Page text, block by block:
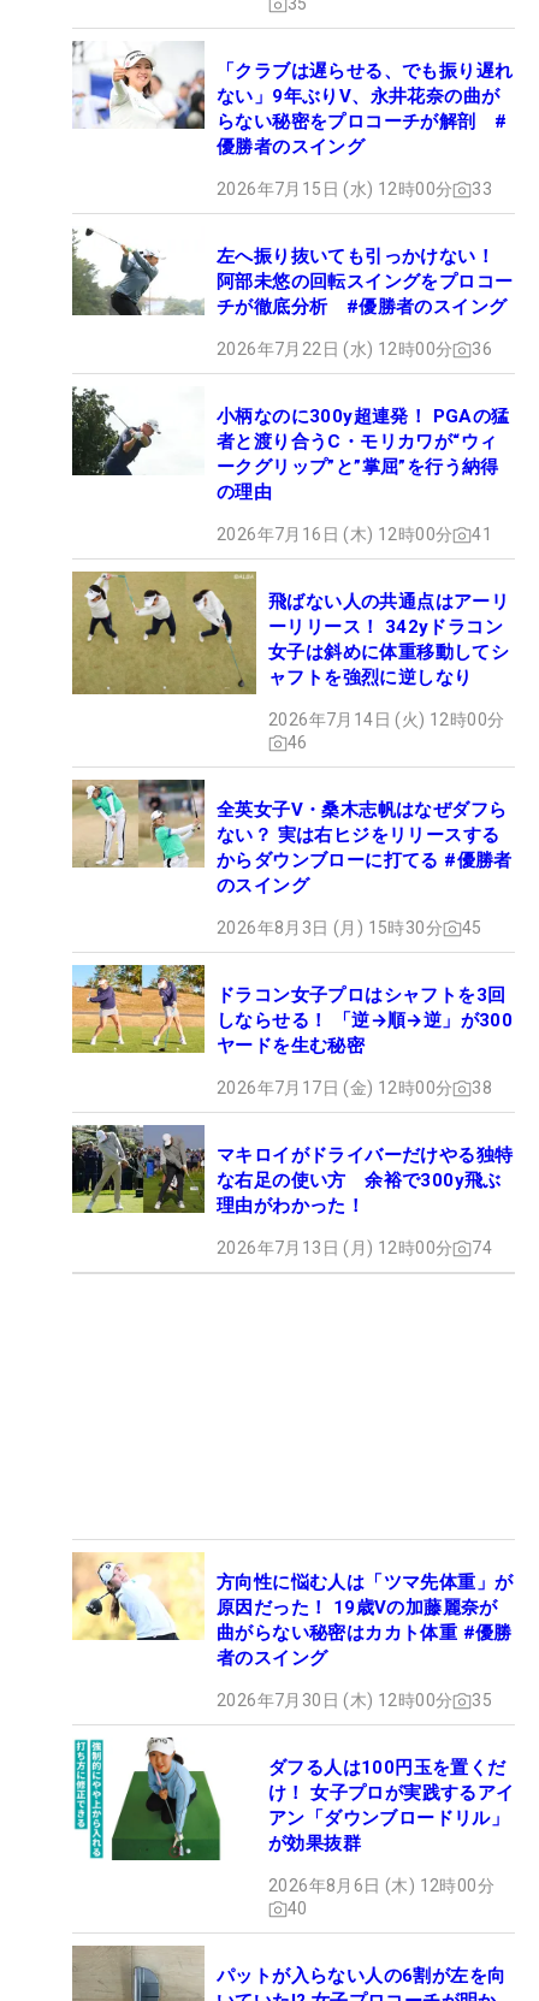
「クラブは遅らせる、でも振り遅れ
ない」9年ぶりV、永井花奈の曲が
らない秘密をプロコーチが解剖 #
優勝者のスイング
2026年7月15日 (水) 12時00分 33
左へ振り抜いても引っかけない！
阿部未悠の回転スイングをプロコー
チが徹底分析 #優勝者のスイング
2026年7月22日 (水) 12時00分 36
小柄なのに300y超連発！ PGAの猛
者と渡り合うC・モリカワが“ウィ
ークグリップ”と”掌屈”を行う納得
の理由
2026年7月16日 (木) 12時00分 41
飛ばない人の共通点はアーリ
ーリリース！ 342yドラコン
女子は斜めに体重移動してシ
ャフトを強烈に逆しなり
2026年7月14日 (火) 12時00分
46
全英女子V・桑木志帆はなぜダフら
ない？ 実は右ヒジをリリースする
からダウンブローに打てる #優勝者
のスイング
2026年8月3日 (月) 15時30分 45
ドラコン女子プロはシャフトを3回
しならせる！ 「逆→順→逆」が300
ヤードを生む秘密
2026年7月17日 (金) 12時00分 38
マキロイがドライバーだけやる独特
な右足の使い方 余裕で300y飛ぶ
理由がわかった！
2026年7月13日 (月) 12時00分 74
方向性に悩む人は「ツマ先体重」が
原因だった！ 19歳Vの加藤麗奈が
曲がらない秘密はカカト体重 #優勝
者のスイング
2026年7月30日 (木) 12時00分 35
ダフる人は100円玉を置くだ
け！ 女子プロが実践するアイ
アン「ダウンブロードリル」
が効果抜群
2026年8月6日 (木) 12時00分
40
パットが入らない人の6割が左を向